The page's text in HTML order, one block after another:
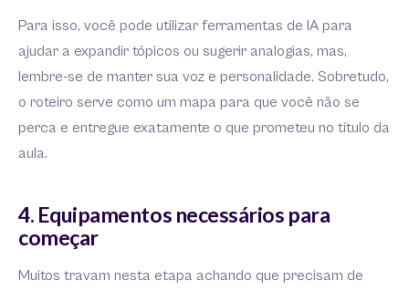
Para isso, você pode utilizar ferramentas de IA para
ajudar a expandir tópicos ou sugerir analogias, mas,
lembre-se de manter sua voz e personalidade. Sobretudo,
o roteiro serve como um mapa para que você não se
perca e entregue exatamente o que prometeu no título da
aula.
4. Equipamentos necessários para
começar
Muitos travam nesta etapa achando que precisam de